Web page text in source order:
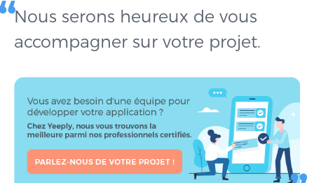
Nous serons heureux de vous
accompagner sur votre projet.